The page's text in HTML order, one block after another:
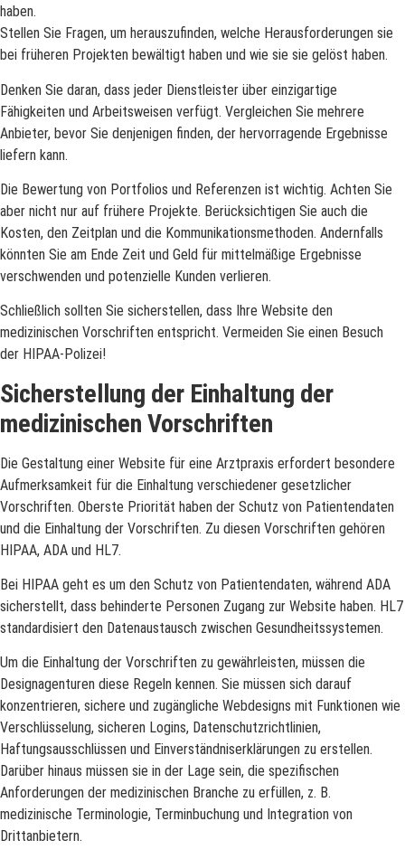
haben.
Stellen Sie Fragen, um herauszufinden, welche Herausforderungen sie
bei früheren Projekten bewältigt haben und wie sie sie gelöst haben.
Denken Sie daran, dass jeder Dienstleister über einzigartige
Fähigkeiten und Arbeitsweisen verfügt. Vergleichen Sie mehrere
Anbieter, bevor Sie denjenigen finden, der hervorragende Ergebnisse
liefern kann.
Die Bewertung von Portfolios und Referenzen ist wichtig. Achten Sie
aber nicht nur auf frühere Projekte. Berücksichtigen Sie auch die
Kosten, den Zeitplan und die Kommunikationsmethoden. Andernfalls
könnten Sie am Ende Zeit und Geld für mittelmäßige Ergebnisse
verschwenden und potenzielle Kunden verlieren.
Schließlich sollten Sie sicherstellen, dass Ihre Website den
medizinischen Vorschriften entspricht. Vermeiden Sie einen Besuch
der HIPAA-Polizei!
Sicherstellung der Einhaltung der
medizinischen Vorschriften
Die Gestaltung einer Website für eine Arztpraxis erfordert besondere
Aufmerksamkeit für die Einhaltung verschiedener gesetzlicher
Vorschriften. Oberste Priorität haben der Schutz von Patientendaten
und die Einhaltung der Vorschriften. Zu diesen Vorschriften gehören
HIPAA, ADA und HL7.
Bei HIPAA geht es um den Schutz von Patientendaten, während ADA
sicherstellt, dass behinderte Personen Zugang zur Website haben. HL7
standardisiert den Datenaustausch zwischen Gesundheitssystemen.
Um die Einhaltung der Vorschriften zu gewährleisten, müssen die
Designagenturen diese Regeln kennen. Sie müssen sich darauf
konzentrieren, sichere und zugängliche Webdesigns mit Funktionen wie
Verschlüsselung, sicheren Logins, Datenschutzrichtlinien,
Haftungsausschlüssen und Einverständniserklärungen zu erstellen.
Darüber hinaus müssen sie in der Lage sein, die spezifischen
Anforderungen der medizinischen Branche zu erfüllen, z. B.
medizinische Terminologie, Terminbuchung und Integration von
Drittanbietern.